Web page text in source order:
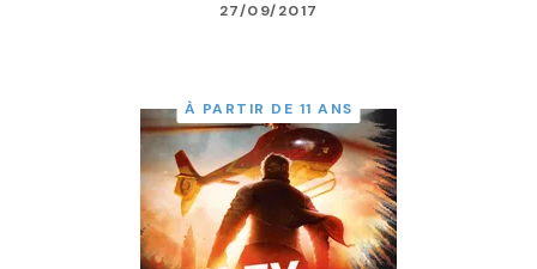
27/09/2017
À PARTIR DE 11 ANS